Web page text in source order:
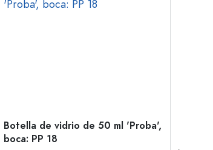
Botella de vidrio de 50 ml 'Proba',
boca: PP 18